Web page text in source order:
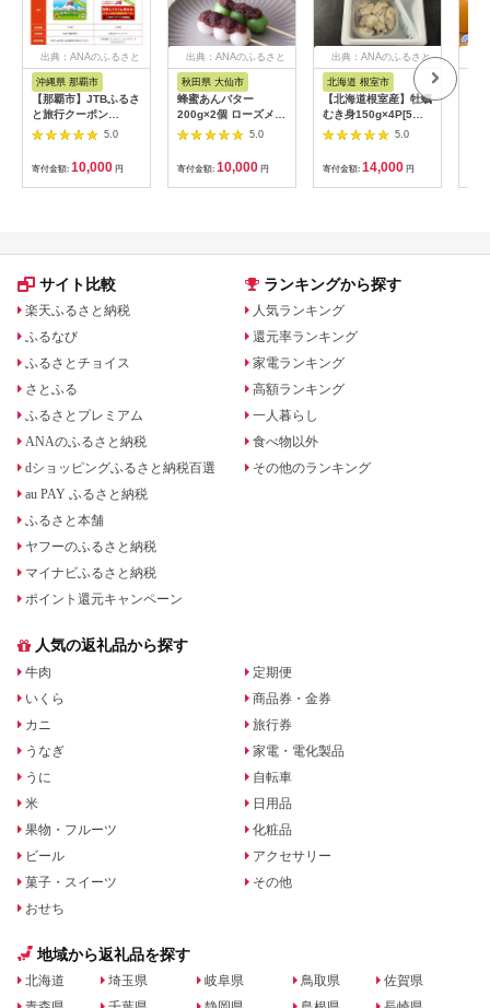
出典：ANAのふるさと
沖縄県 那覇市
【那覇市】JTBふるさ
と旅行クーポン
（3,000円分）有効期
間3年（Eメール発
行）｜旅行 トラベル
予約 国内旅行 JTB 宿
泊 観光 体験 旅行券
人気 おすすめ 旅行ク
ン ネット予約 電話 有
5.0
寄付金額: 10,000 円
出典：ANAのふるさと
秋田県 大仙市
蜂蜜あんバター
200g×2個 ローズメイ
[あんバター はちみ
つ 発酵バター あん
こ 水あめ不使用 秋
田県 大仙市]
5.0
寄付金額: 10,000 円
出典：ANAのふるさと
納税
北海道 根室市
【北海道根室産】牡蠣
むき身150g×4P[5月
下旬以降発送] A-
5.0
寄付金額: 14,000 円
サイト比較
楽天ふるさと納税
ふるなび
ふるさとチョイス
さとふる
ふるさとプレミアム
ANAのふるさと納税
dショッピングふるさと納税百選
au PAY ふるさと納税
ふるさと本舗
ヤフーのふるさと納税
マイナビふるさと納税
ポイント還元キャンペーン
ランキングから探す
人気ランキング
還元率ランキング
家電ランキング
高額ランキング
一人暮らし
食べ物以外
その他のランキング
人気の返礼品から探す
牛肉
いくら
カニ
うなぎ
うに
米
果物・フルーツ
ビール
菓子・スイーツ
おせち
定期便
商品券・金券
旅行券
家電・電化製品
自転車
日用品
化粧品
アクセサリー
その他
地域から返礼品を探す
北海道
埼玉県
岐阜県
鳥取県
佐賀県